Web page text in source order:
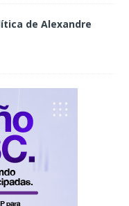
de Alexandre